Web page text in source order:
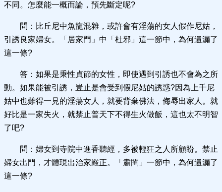
不同。怎麼能一概而論，預先斷定呢?
問：比丘尼中魚龍混雜，或許會有淫蕩的女人假作尼姑，
引誘良家婦女。「居家門」中「杜邪」這一節中，為何遺漏了
這一條?
答：如果是秉性貞節的女性，即使遇到引誘也不會為之所
動。如果能被引誘，豈止是會受到假尼姑的誘惑?因為上千尼
姑中也難得一見的淫蕩女人，就要背棄佛法，侮辱出家人。就
好比是一家失火，就禁止普天下不得生火做飯，這也太不明智
了吧?
問：婦女到寺院中進香聽經，多被輕狂之人所顧盼。禁止
婦女出門，才體現出治家嚴正。「肅閨」一節中，為何遺漏了
這一條?